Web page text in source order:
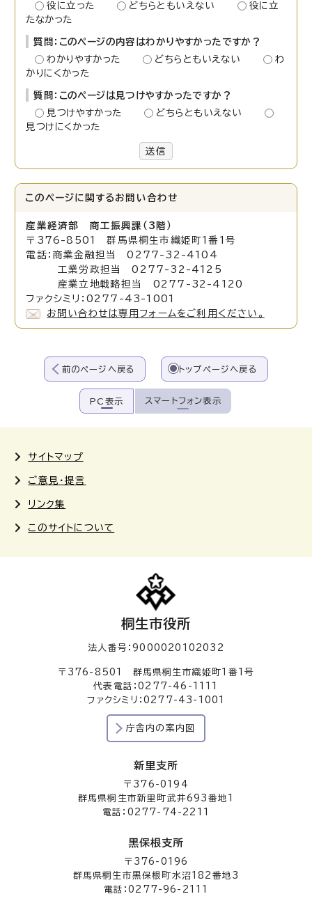
役に立った
どちらともいえない
役に立
たなかった
質問：このページの内容はわかりやすかったですか？
わかりやすかった
どちらともいえない
わ
かりにくかった
質問：このページは見つけやすかったですか？
見つけやすかった
どちらともいえない
見つけにくかった
送信
このページに関する お問い合わせ
産業経済部 商工振興課（3階）
〒376-8501 群馬県桐生市織姫町1番1号
電話：商業金融担当 0277-32-4104
工業労政担当 0277-32-4125
産業立地戦略担当 0277-32-4120
ファクシミリ：0277-43-1001
お問い合わせは専用フォームをご利用ください。
前のページへ戻る トップページへ戻る
PC表示 スマートフォン表示
サイトマップ
ご意見・提言
リンク集
このサイトについて
桐生市役所
法人番号：9000020102032
〒376-8501 群馬県桐生市織姫町1番1号
代表電話：0277-46-1111
ファクシミリ：0277-43-1001
庁舎内の案内図
新里支所
〒376-0194
群馬県桐生市新里町武井693番地1
電話：0277-74-2211
黒保根支所
〒376-0196
群馬県桐生市黒保根町水沼182番地3
電話：0277-96-2111